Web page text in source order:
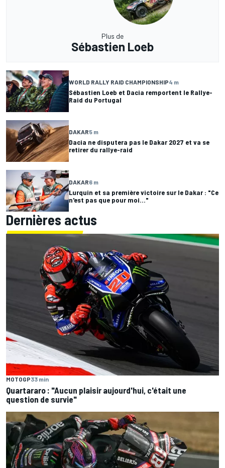
Plus de
Sébastien Loeb
WORLD RALLY RAID CHAMPIONSHIP4 m
Sébastien Loeb et Dacia remportent le Rallye-
Raid du Portugal
DAKAR5 m
Dacia ne disputera pas le Dakar 2027 et va se
retirer du rallye-raid
DAKAR6 m
Lurquin et sa première victoire sur le Dakar : "Ce
n'est pas que pour moi..."
Dernières actus
MOTOGP33 min
Quartararo : "Aucun plaisir aujourd'hui, c'était une
question de survie"